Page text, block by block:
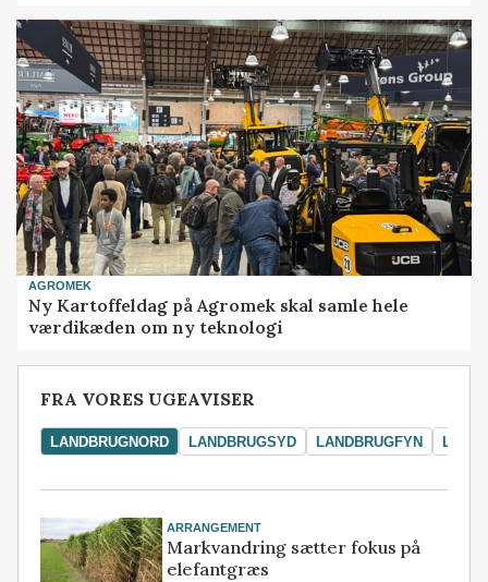
AGROMEK
Ny Kartoffeldag på Agromek skal samle hele
værdikæden om ny teknologi
FRA VORES UGEAVISER
LANDBRUGNORD LANDBRUGSYD LANDBRUGFYN
ARRANGEMENT
Markvandring sætter fokus på
elefantgræs